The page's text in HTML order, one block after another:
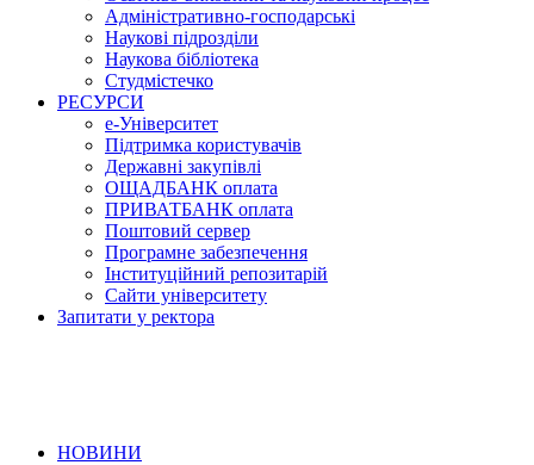
Адміністративно-господарські
Наукові підрозділи
Наукова бібліотека
Студмістечко
РЕСУРСИ
е-Університет
Підтримка користувачів
Державні закупівлі
ОЩАДБАНК оплата
ПРИВАТБАНК оплата
Поштовий сервер
Програмне забезпечення
Інституційний репозитарій
Сайти університету
Запитати у ректора
НОВИНИ